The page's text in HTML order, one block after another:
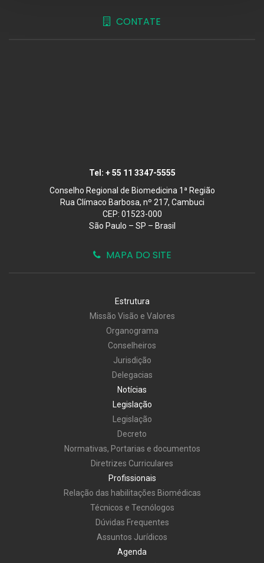
CONTATE
Tel: + 55 11 3347-5555
Conselho Regional de Biomedicina 1ª Região
Rua Clímaco Barbosa, nº 217, Cambuci
CEP: 01523-000
São Paulo – SP – Brasil
MAPA DO SITE
Estrutura
Missão Visão e Valores
Organograma
Conselheiros
Jurisdição
Delegacias
Notícias
Legislação
Legislação
Decreto
Normativas, Portarias e documentos
Diretrizes Curriculares
Profissionais
Relação das habilitações Biomédicas
Técnicos e Tecnólogos
Dúvidas Frequentes
Assuntos Jurídicos
Agenda